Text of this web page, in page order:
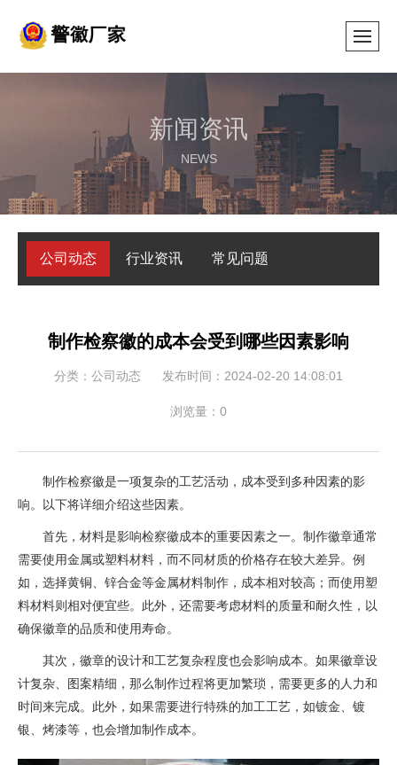
新闻资讯
NEWS
公司动态 行业资讯 常见问题
制作检察徽的成本会受到哪些因素影响
分类：公司动态 发布时间：2024-02-20 14:08:01
浏览量：0
制作检察徽是一项复杂的工艺活动，成本受到多种因素的影
响。以下将详细介绍这些因素。
首先，材料是影响检察徽成本的重要因素之一。制作徽章通常
需要使用金属或塑料材料，而不同材质的价格存在较大差异。例
如，选择黄铜、锌合金等金属材料制作，成本相对较高；而使用塑
料材料则相对便宜些。此外，还需要考虑材料的质量和耐久性，以
确保徽章的品质和使用寿命。
其次，徽章的设计和工艺复杂程度也会影响成本。如果徽章设
计复杂、图案精细，那么制作过程将更加繁琐，需要更多的人力和
时间来完成。此外，如果需要进行特殊的加工工艺，如镀金、镀
银、烤漆等，也会增加制作成本。